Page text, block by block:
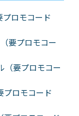
ロモコード
要プロモコー
（要プロモコー
ロモコード